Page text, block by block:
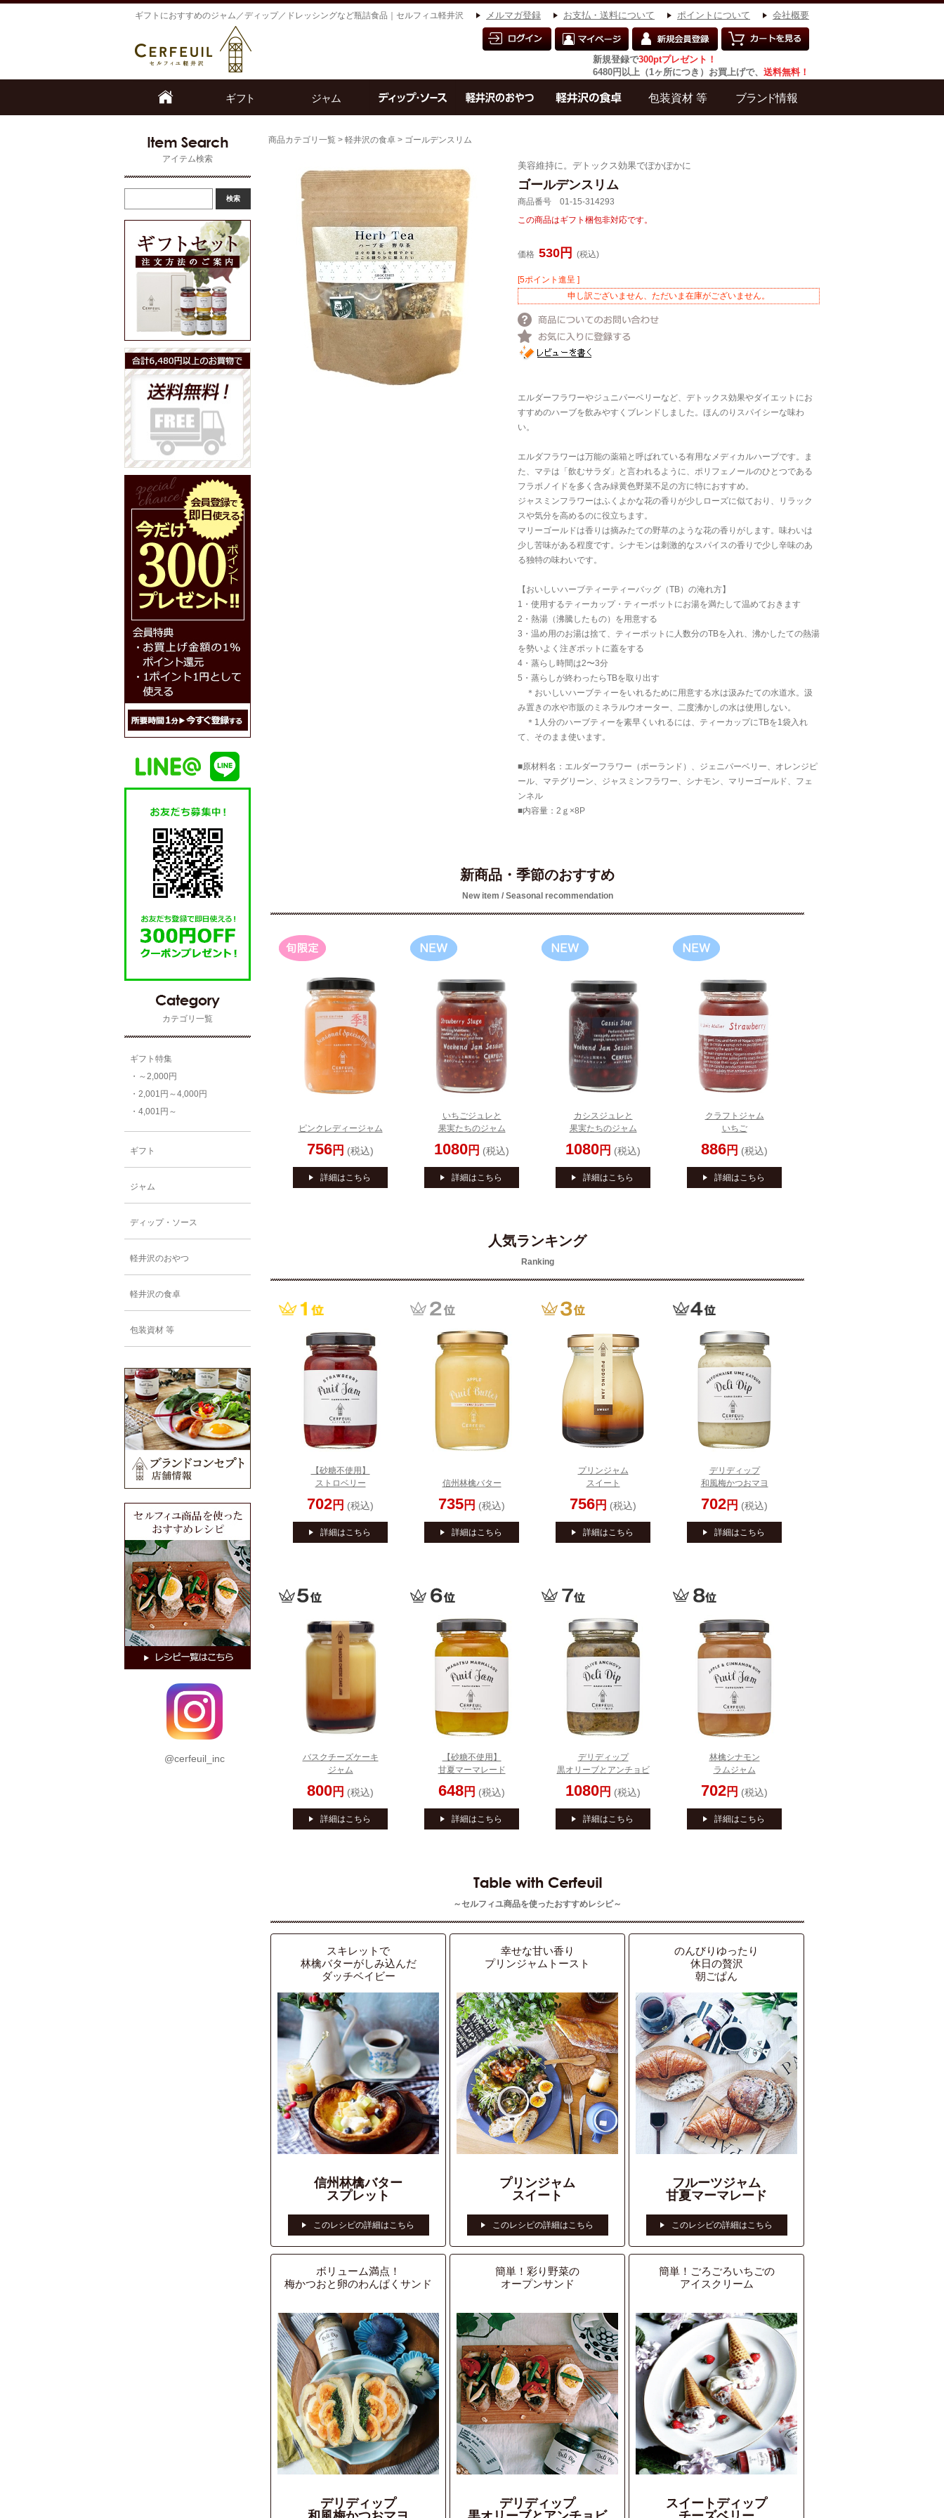
ギフトにおすすめのジャム／ディップ／ドレッシングなど瓶詰食品｜セルフィユ軽井沢 会社概要
ポイントについて
お支払・送料について
メルマガ登録
新規登録で300ptプレゼント！
6480円以上（1ヶ所につき）お買上げで、 送料無料！
アイテム検索
カテゴリ一覧
ギフト特集
・～2,000円
・2,001円～4,000円
・4,001円～
ギフト
ジャム
ディップ・ソース
軽井沢のおやつ
軽井沢の食卓
包装資材 等
@cerfeuil_inc
商品カテゴリ一覧 > 軽井沢の食卓 > ゴールデンスリム
美容維持に。デトックス効果でぽかぽかに
ゴールデンスリム
商品番号 01-15-314293
この商品はギフト梱包非対応です。
価格 530円 (税込)
[5ポイント進呈 ]
申し訳ございません、ただいま在庫がございません。
エルダーフラワーやジュニパーベリーなど、デトックス効果やダイエットにお
すすめのハーブを飲みやすくブレンドしました。ほんのりスパイシーな味わ
い。
エルダフラワーは万能の薬箱と呼ばれている有用なメディカルハーブです。ま
た、マテは「飲むサラダ」と言われるように、ポリフェノールのひとつである
フラボノイドを多く含み緑黄色野菜不足の方に特におすすめ。
ジャスミンフラワーはふくよかな花の香りが少しローズに似ており、リラック
スや気分を高めるのに役立ちます。
マリーゴールドは香りは摘みたての野草のような花の香りがします。味わいは
少し苦味がある程度です。シナモンは刺激的なスパイスの香りで少し辛味のあ
る独特の味わいです。
【おいしいハーブティーティーバッグ（TB）の淹れ方】
1・使用するティーカップ・ティーポットにお湯を満たして温めておきます
2・熱湯（沸騰したもの）を用意する
3・温め用のお湯は捨て、ティーポットに人数分のTBを入れ、沸かしたての熱湯
を勢いよく注ぎポットに蓋をする
4・蒸らし時間は2〜3分
5・蒸らしが終わったらTBを取り出す
＊おいしいハーブティーをいれるために用意する水は汲みたての水道水。汲
み置きの水や市販のミネラルウオーター、二度沸かしの水は使用しない。
＊1人分のハーブティーを素早くいれるには、ティーカップにTBを1袋入れ
て、そのまま使います。
■原材料名：エルダーフラワー（ポーランド）、ジェニパーベリー、オレンジピ
ール、マテグリーン、ジャスミンフラワー、シナモン、マリーゴールド、フェ
ンネル
■内容量：2ｇ×8P